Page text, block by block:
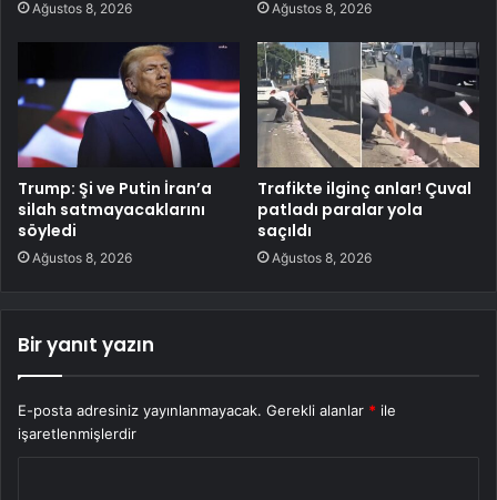
Ağustos 8, 2026 Ağustos 8, 2026
Trump: Şi ve Putin İran’a
silah satmayacaklarını
söyledi
Ağustos 8, 2026
Trafikte ilginç anlar! Çuval
patladı paralar yola
saçıldı
Ağustos 8, 2026
Bir yanıt yazın
E-posta adresiniz yayınlanmayacak. Gerekli alanlar * ile
işaretlenmişlerdir